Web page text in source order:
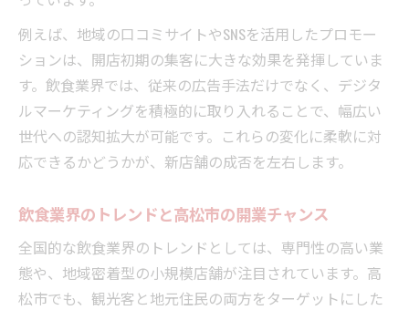
例えば、地域の口コミサイトやSNSを活用したプロモー
ションは、開店初期の集客に大きな効果を発揮していま
す。飲食業界では、従来の広告手法だけでなく、デジタ
ルマーケティングを積極的に取り入れることで、幅広い
世代への認知拡大が可能です。これらの変化に柔軟に対
応できるかどうかが、新店舗の成否を左右します。
飲食業界のトレンドと高松市の開業チャンス
全国的な飲食業界のトレンドとしては、専門性の高い業
態や、地域密着型の小規模店舗が注目されています。高
松市でも、観光客と地元住民の両方をターゲットにした